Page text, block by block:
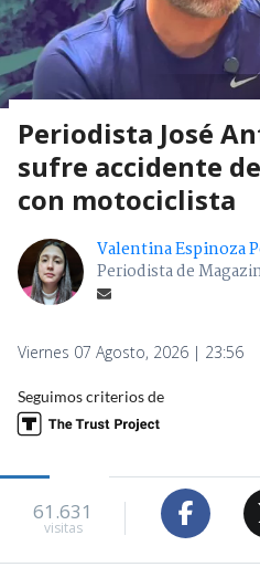
Periodista José
sufre accidente
con motociclista
Valentina Espinoza
Periodista de
Viernes 07 Agosto, 2026 | 23:56
Seguimos criterios de
61.631
visitas